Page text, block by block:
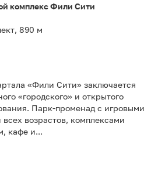
комплекс Фили Сити
890 м
«Фили Сити» заключается
«городского» и открытого
Парк-променад с игровыми
возрастов, комплексами
кафе и...